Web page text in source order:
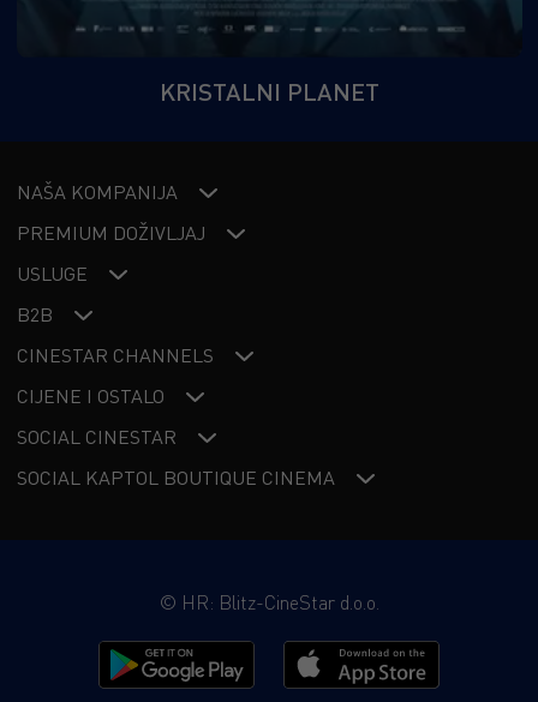
KRISTALNI PLANET
NAŠA KOMPANIJA
PREMIUM DOŽIVLJAJ
USLUGE
B2B
CINESTAR CHANNELS
CIJENE I OSTALO
SOCIAL CINESTAR
SOCIAL KAPTOL BOUTIQUE CINEMA
© HR: Blitz-CineStar d.o.o.